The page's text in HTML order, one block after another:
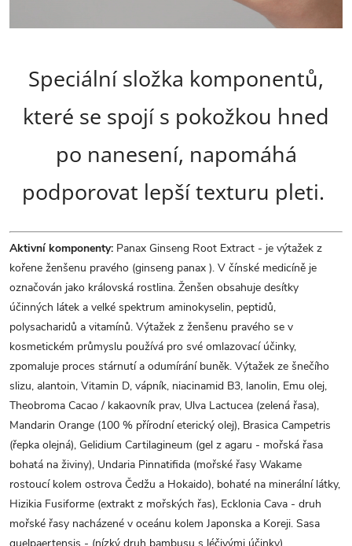
Speciální složka komponentů,
které se spojí s pokožkou hned
po nanesení, napomáhá
podporovat lepší texturu pleti.
Aktivní komponenty: Panax Ginseng Root Extract - je výtažek z
kořene ženšenu pravého (ginseng panax ). V čínské medicíně je
označován jako královská rostlina. Ženšen obsahuje desítky
účinných látek a velké spektrum aminokyselin, peptidů,
polysacharidů a vitamínů. Výtažek z ženšenu pravého se v
kosmetickém průmyslu používá pro své omlazovací účinky,
zpomaluje proces stárnutí a odumírání buněk. Výtažek ze šnečího
slizu, alantoin, Vitamin D, vápník, niacinamid B3, lanolin, Emu olej,
Theobroma Cacao / kakaovník prav, Ulva Lactucea (zelená řasa),
Mandarin Orange (100 % přírodní eterický olej), Brasica Campetris
(řepka olejná), Gelidium Cartilagineum (gel z agaru - mořská řasa
bohatá na živiny), Undaria Pinnatifida (mořské řasy Wakame
rostoucí kolem ostrova Čedžu a Hokaido), bohaté na minerální látky,
Hizikia Fusiforme (extrakt z mořských řas), Ecklonia Cava - druh
mořské řasy nacházené v oceánu kolem Japonska a Koreji. Sasa